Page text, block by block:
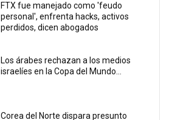
FTX fue manejado como 'feudo
personal', enfrenta hacks, activos
perdidos, dicen abogados
Los árabes rechazan a los medios
israelíes en la Copa del Mundo...
Corea del Norte dispara presunto